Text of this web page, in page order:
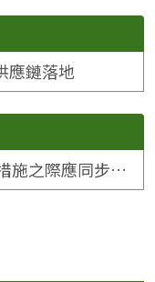
應鏈落地
義大利廢鋼協會呼籲：推行防衛措施之際應同步保護下游產業